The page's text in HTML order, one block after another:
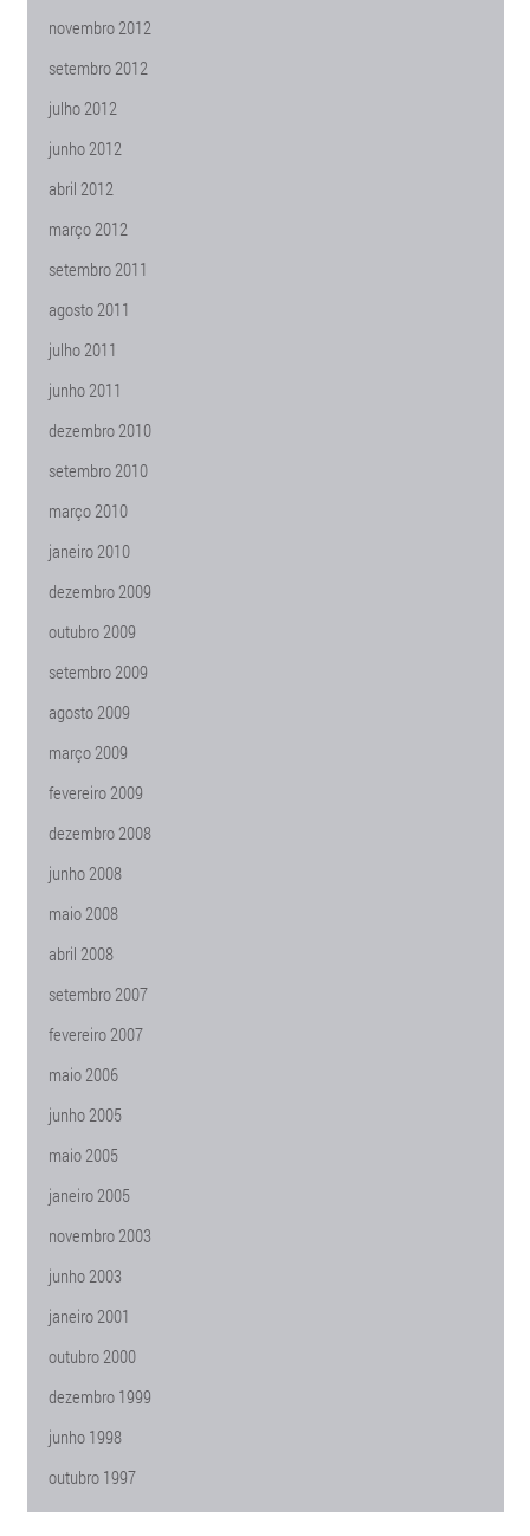
novembro 2012
setembro 2012
julho 2012
junho 2012
abril 2012
março 2012
setembro 2011
agosto 2011
julho 2011
junho 2011
dezembro 2010
setembro 2010
março 2010
janeiro 2010
dezembro 2009
outubro 2009
setembro 2009
agosto 2009
março 2009
fevereiro 2009
dezembro 2008
junho 2008
maio 2008
abril 2008
setembro 2007
fevereiro 2007
maio 2006
junho 2005
maio 2005
janeiro 2005
novembro 2003
junho 2003
janeiro 2001
outubro 2000
dezembro 1999
junho 1998
outubro 1997